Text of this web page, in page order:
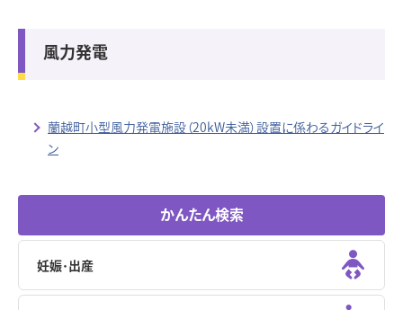
風力発電
蘭越町小型風力発電施設（20kW未満）設置に係わるガイドライ
ン
かんたん検索
妊娠･出産